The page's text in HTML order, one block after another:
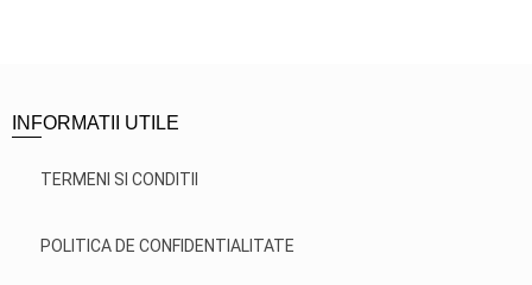
INFORMATII UTILE
TERMENI SI CONDITII
POLITICA DE CONFIDENTIALITATE